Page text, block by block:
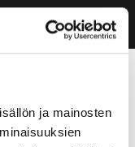
ja mainosten